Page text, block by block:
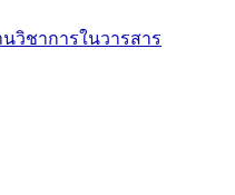
วิชาการในวารสาร